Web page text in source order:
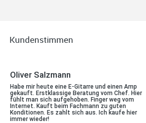
Kundenstimmen
Oliver Salzmann
Habe mir heute eine E-Gitarre und einen Amp
gekauft. Erstklassige Beratung vom Chef. Hier
fühlt man sich aufgehoben. Finger weg vom
Internet. Kauft beim Fachmann zu guten
Konditionen. Es zahlt sich aus. Ich kaufe hier
immer wieder!